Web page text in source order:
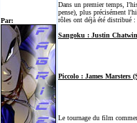
Par:
Dans un premier temps,
pense), plus précisément
rôles ont déjà été distribué :
Sangoku : Justin
Piccolo : James Marsters
Le tournage du film